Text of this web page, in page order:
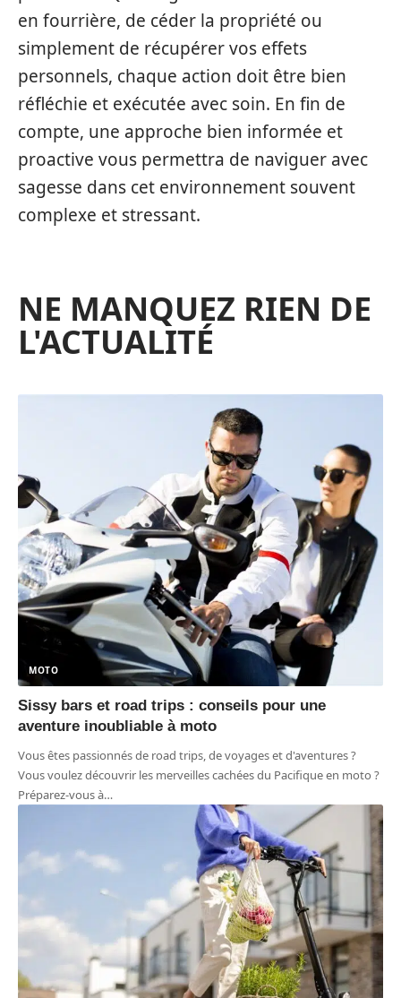
en fourrière, de céder la propriété ou
simplement de récupérer vos effets
personnels, chaque action doit être bien
réfléchie et exécutée avec soin. En fin de
compte, une approche bien informée et
proactive vous permettra de naviguer avec
sagesse dans cet environnement souvent
complexe et stressant.
NE MANQUEZ RIEN DE
L'ACTUALITÉ
MOTO
Sissy bars et road trips : conseils pour une
aventure inoubliable à moto
Vous êtes passionnés de road trips, de voyages et d'aventures ?
Vous voulez découvrir les merveilles cachées du Pacifique en moto ?
Préparez-vous à…